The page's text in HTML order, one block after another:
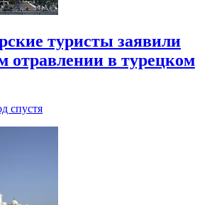
туристы заявили
отравлении в турецком
спустя